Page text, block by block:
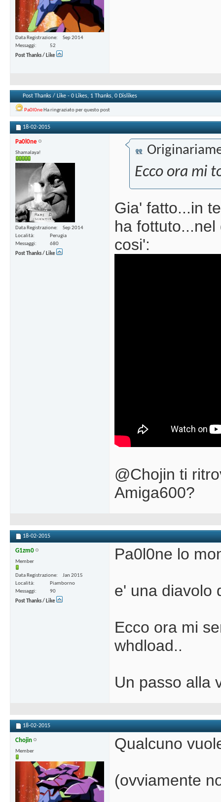
Data Registrazione
Sep 2014
Messaggi
52
Post Thanks / Like
Post Thanks / Like - 0 Likes, 1 Thanks, 0 Dislikes
Pa0l0neHa ringraziato per questo post
18-02-2015
Pa0l0ne
Shamalaya!
Data Registrazione
Sep 2014
Località
Perugia
Messaggi
680
Post Thanks / Like
Ecco ora mi
Gia' fatto...in
ha
cosi':
@Chojin ti
Amiga600?
18-02-2015
G1zm0
Member
Data Registrazione
Jan 2015
Località
Piamborno
Messaggi
90
Post Thanks / Like
Pa0l0ne lo
e' una diavolo
Ecco ora mi
whdload..
Un passo alla
18-02-2015
Chojin
Member Qualcuno
(ovviamente